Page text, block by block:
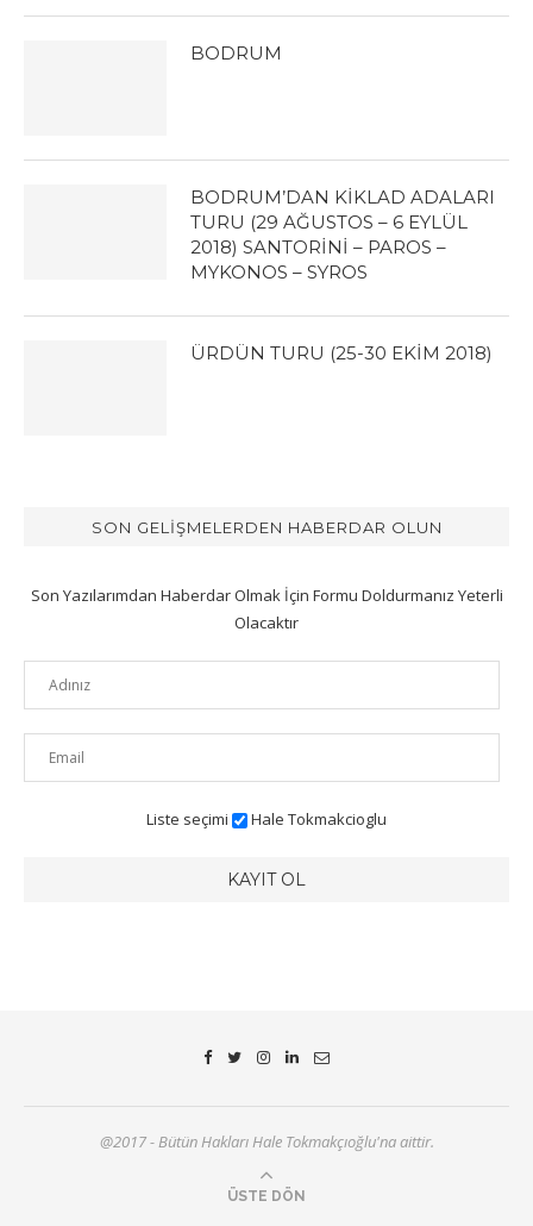
BODRUM
BODRUM’DAN KİKLAD ADALARI
TURU (29 AĞUSTOS – 6 EYLÜL
2018) SANTORİNİ – PAROS –
MYKONOS – SYROS
ÜRDÜN TURU (25-30 EKİM 2018)
SON GELIŞMELERDEN HABERDAR OLUN
Son Yazılarımdan Haberdar Olmak İçin Formu Doldurmanız Yeterli
Olacaktır
Liste seçimi Hale Tokmakcioglu
@2017 - Bütün Hakları Hale Tokmakçıoğlu'na aittir.
ÜSTE DÖN